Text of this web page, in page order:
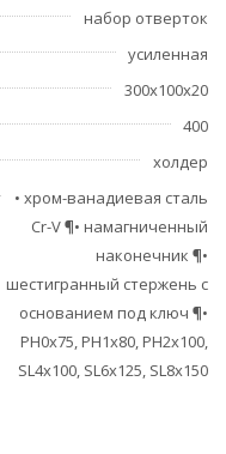
набор отверток
усиленная
300х100х20
400
холдер
• хром-ванадиевая сталь
Cr-V ¶• намагниченный
наконечник ¶•
шестигранный стержень с
основанием под ключ ¶•
PH0x75, PH1x80, PH2x100,
SL4x100, SL6x125, SL8x150